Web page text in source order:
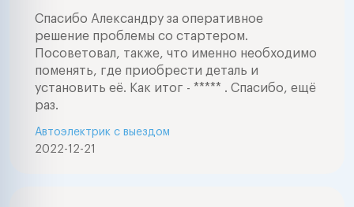
Спасибо Александру за оперативное
решение проблемы со стартером.
Посоветовал, также, что именно необходимо
поменять, где приобрести деталь и
установить её. Как итог - ***** . Спасибо, ещё
раз.
2022-12-21
Автоэлектрик с выездом